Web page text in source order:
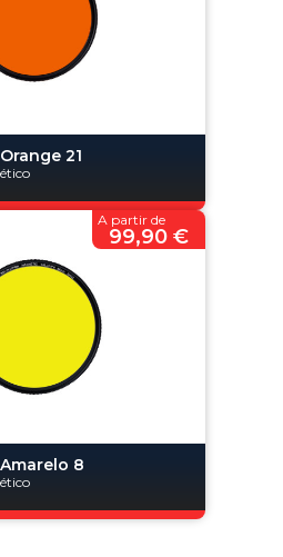
21
8
A partir de
99,90 €